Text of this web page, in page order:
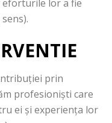
eforturile lor a fie
prin
profesioniști care
ei și experiența lor